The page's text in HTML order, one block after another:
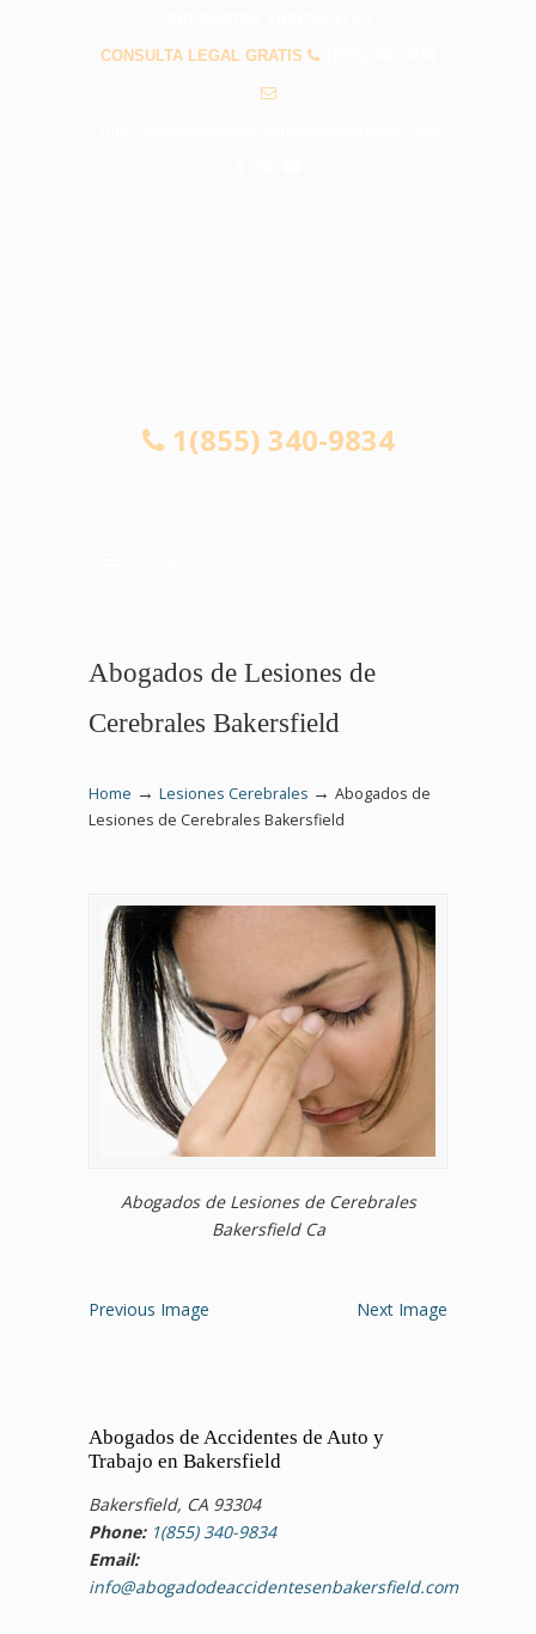
CONSULTA LEGAL GRATIS
1(855) 340-9834
Abogados de Lesiones de
Cerebrales Bakersfield
Home → Lesiones Cerebrales → Abogados de
Lesiones de Cerebrales Bakersfield
Abogados de Lesiones de Cerebrales
Bakersfield Ca
Previous Image Next Image
Abogados de Accidentes de Auto y
Trabajo en Bakersfield
Bakersfield, CA 93304
Phone: 1(855) 340-9834
Email:
info@abogadodeaccidentesenbakersfield.com